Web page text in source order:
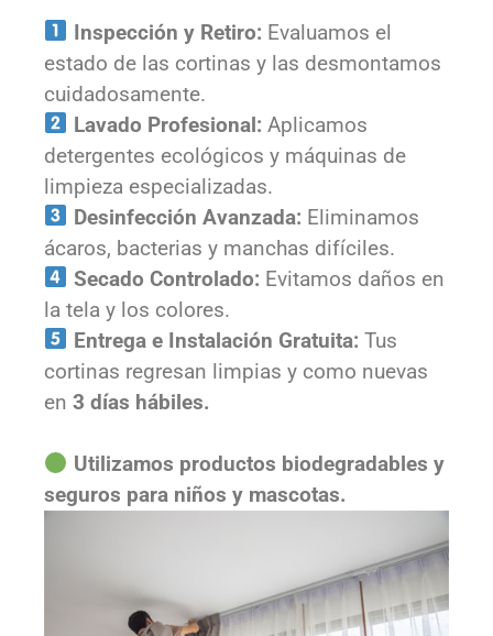
Inspección y Retiro: Evaluamos el
estado de las cortinas y las desmontamos
cuidadosamente.
Lavado Profesional: Aplicamos
detergentes ecológicos y máquinas de
limpieza especializadas.
Desinfección Avanzada: Eliminamos
ácaros, bacterias y manchas difíciles.
Secado Controlado: Evitamos daños en
la tela y los colores.
Entrega e Instalación Gratuita: Tus
cortinas regresan limpias y como nuevas
en 3 días hábiles.
Utilizamos productos biodegradables y
seguros para niños y mascotas.